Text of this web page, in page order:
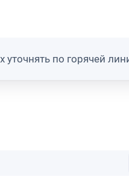
по горячей